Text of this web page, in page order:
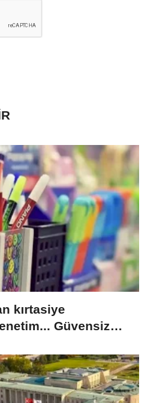
kırtasiye
Güvensiz